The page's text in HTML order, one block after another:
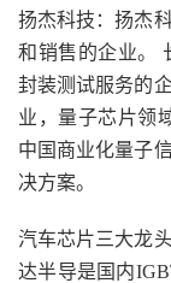
扬杰科技：扬杰
和销售的企业。
封装测试服务的
业，量子芯片领
中国商业化量子
决方案。
汽车芯片三大龙
达半导是国内